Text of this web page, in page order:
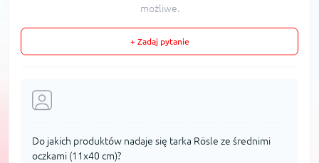
możliwe.
+ Zadaj pytanie
Do jakich produktów nadaje się tarka Rösle ze średnimi
oczkami (11x40 cm)?